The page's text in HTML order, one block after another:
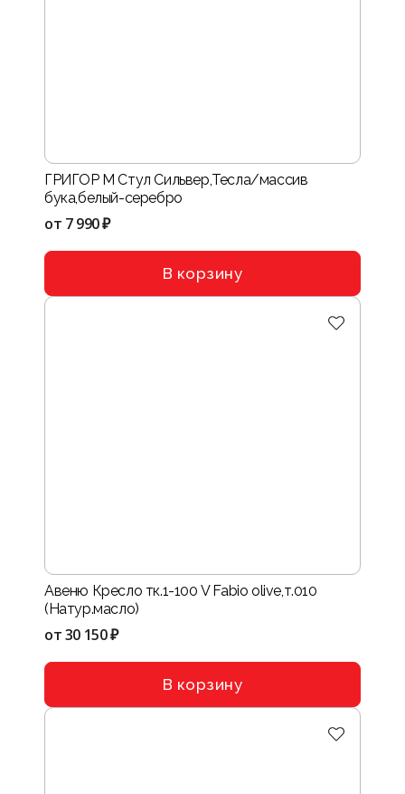
ГРИГОР М Стул Сильвер,Тесла/массив
бука,белый-серебро
от 7 990 ₽
В корзину
Авеню Кресло тк.1-100 V Fabio olive,т.010
(Натур.масло)
от30 150 ₽
В корзину